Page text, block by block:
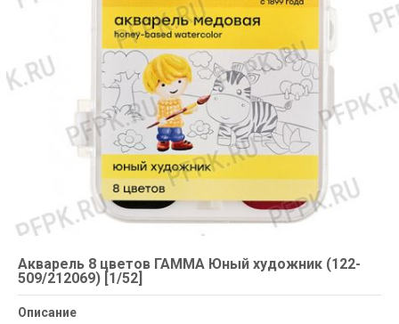
Акварель 8 цветов ГАММА Юный художник (122-
509/212069) [1/52]
Описание